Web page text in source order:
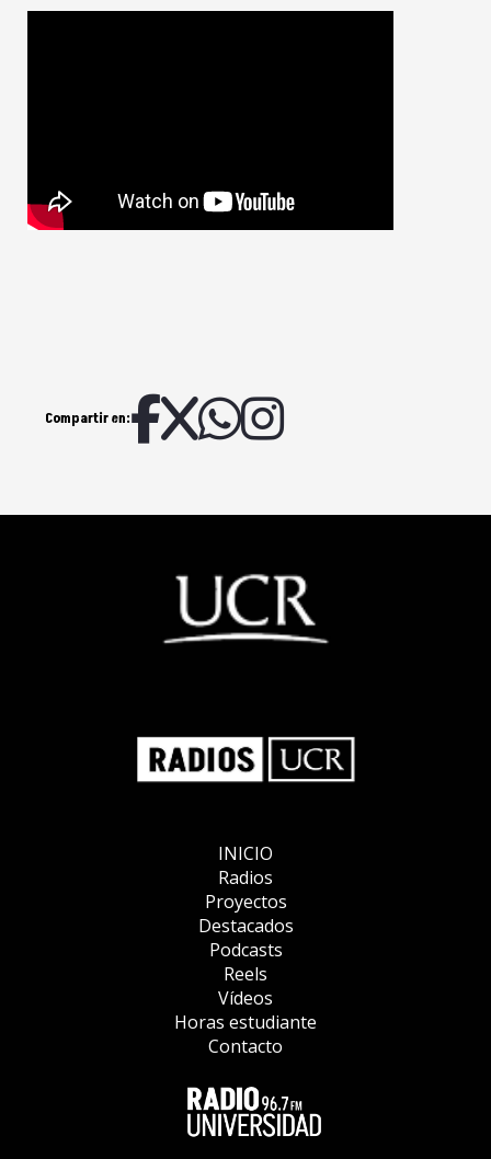
Compartir en:
INICIO
Radios
Proyectos
Destacados
Podcasts
Reels
Vídeos
Horas estudiante
Contacto